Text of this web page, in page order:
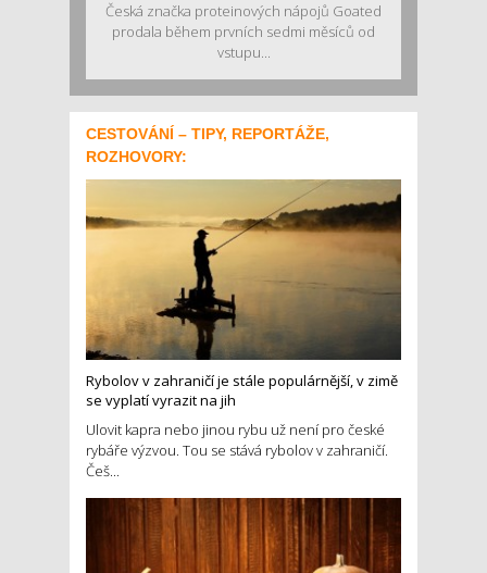
Česká značka proteinových nápojů Goated
prodala během prvních sedmi měsíců od
vstupu...
CESTOVÁNÍ – TIPY, REPORTÁŽE,
ROZHOVORY:
Rybolov v zahraničí je stále populárnější, v zimě
se vyplatí vyrazit na jih
Ulovit kapra nebo jinou rybu už není pro české
rybáře výzvou. Tou se stává rybolov v zahraničí.
Češ...